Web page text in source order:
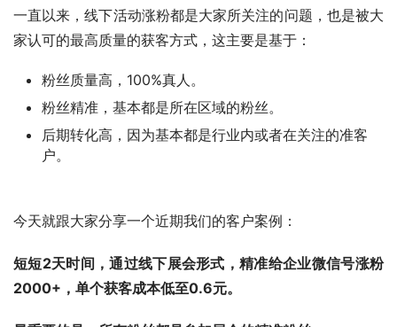
一直以来，线下活动涨粉都是大家所关注的问题，也是被大
家认可的最高质量的获客方式，这主要是基于：
粉丝质量高，100%真人。
粉丝精准，基本都是所在区域的粉丝。
后期转化高，因为基本都是行业内或者在关注的准客
户。
今天就跟大家分享一个近期我们的客户案例：
短短2天时间，通过线下展会形式，精准给企业微信号涨粉
2000+，单个获客成本低至0.6元。